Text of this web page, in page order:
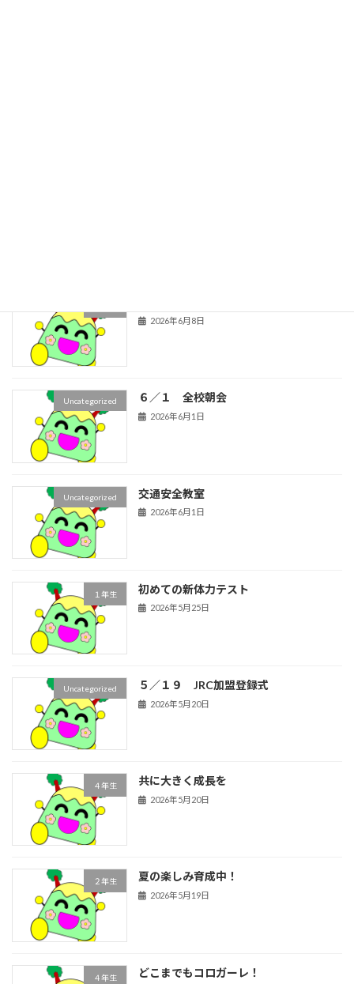
2026年6月8日
Uncategorized ６／１ 全校朝会
2026年6月1日
Uncategorized 交通安全教室
2026年6月1日
１年生 初めての新体力テスト
2026年5月25日
Uncategorized ５／１９ JRC加盟登録式
2026年5月20日
４年生 共に大きく成長を
2026年5月20日
２年生 夏の楽しみ育成中！
2026年5月19日
４年生 どこまでもコロガーレ！